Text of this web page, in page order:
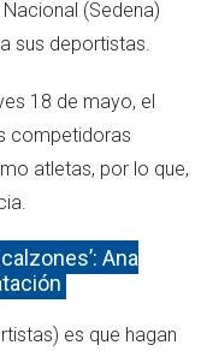
(Sedena)
sus deportistas.
18 de mayo, el
competidoras
atletas, por lo que,
Ana
es que hagan